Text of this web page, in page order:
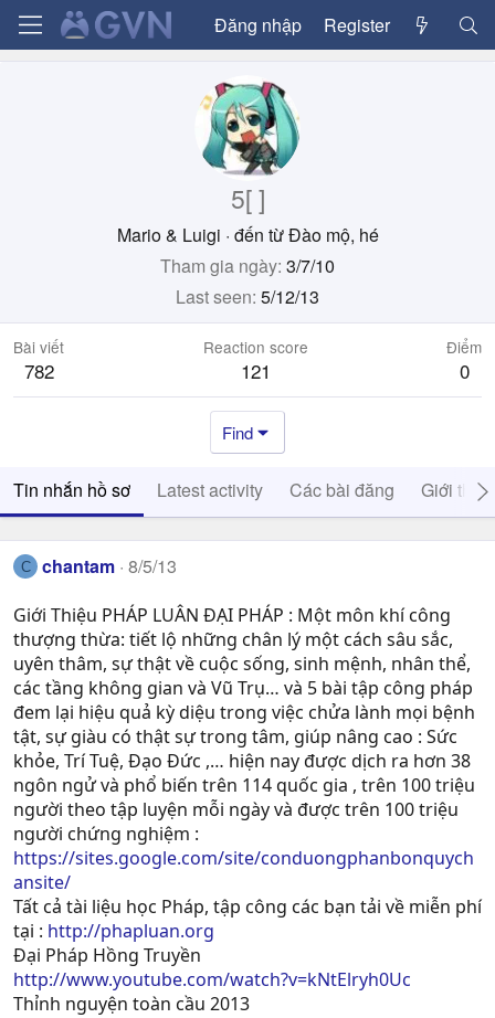
Đăng nhập Register
5[ ]
Mario & Luigi · đến từĐào mộ, hé
Tham gia ngày 3/7/10
Last seen 5/12/13
Bài viết
782
Reaction score
121
Điểm
0
Find
Tin nhắn hồ sơ Latest activity Các bài đăng Giới thiệu
C chantam 8/5/13
Giới Thiệu PHÁP LUÂN ĐẠI PHÁP : Một môn khí công
thượng thừa: tiết lộ những chân lý một cách sâu sắc,
uyên thâm, sự thật về cuộc sống, sinh mệnh, nhân thể,
các tầng không gian và Vũ Trụ… và 5 bài tập công pháp
đem lại hiệu quả kỳ diệu trong việc chửa lành mọi bệnh
tật, sự giàu có thật sự trong tâm, giúp nâng cao : Sức
khỏe, Trí Tuệ, Ðạo Ðức ,… hiện nay được dịch ra hơn 38
ngôn ngử và phổ biến trên 114 quốc gia , trên 100 triệu
người theo tập luyện mỗi ngày và được trên 100 triệu
người chứng nghiệm :
https://sites.google.com/site/conduongphanbonquych
ansite/
Tất cả tài liệu học Pháp, tập công các bạn tải về miễn phí
tại : http://phapluan.org
Đại Pháp Hồng Truyền
http://www.youtube.com/watch?v=kNtElryh0Uc
Thỉnh nguyện toàn cầu 2013